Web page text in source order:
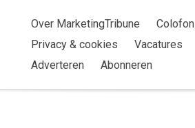
Over MarketingTribune Colofon
Privacy & cookies
Vacatures
Adverteren
Abonneren